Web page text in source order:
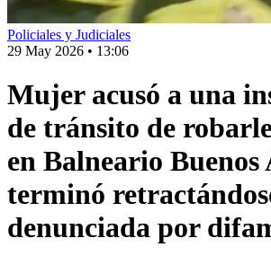
Policiales y Judiciales
29 May 2026 • 13:06
Mujer acusó a una
de tránsito de
en Balneario Buenos
terminó
denunciada por